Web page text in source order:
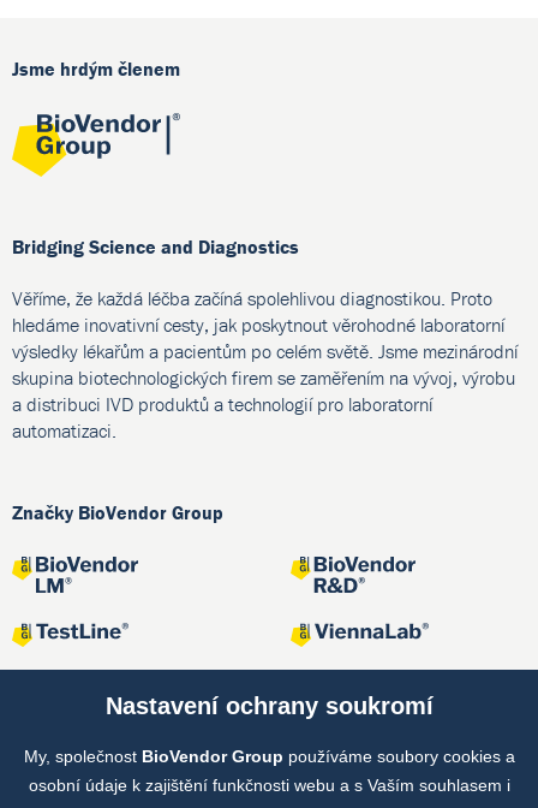
Jsme hrdým členem
Bridging Science and Diagnostics
Věříme, že každá léčba začíná spolehlivou diagnostikou. Proto
hledáme inovativní cesty, jak poskytnout věrohodné laboratorní
výsledky lékařům a pacientům po celém světě. Jsme mezinárodní
skupina biotechnologických firem se zaměřením na vývoj, výrobu
a distribuci IVD produktů a technologií pro laboratorní
automatizaci.
Značky BioVendor Group
Společné projekty
Nastavení ochrany soukromí
My, společnost BioVendor Group používáme soubory cookies a
osobní údaje k zajištění funkčnosti webu a s Vaším souhlasem i